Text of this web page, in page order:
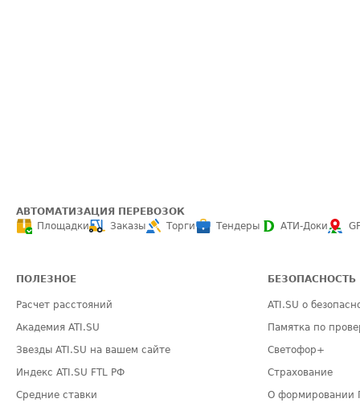
АВТОМАТИЗАЦИЯ ПЕРЕВОЗОК
Площадки
Заказы Торги Тендеры АТИ-Доки
ПОЛЕЗНОЕ
Расчет расстояний
Академия ATI.SU
Звезды ATI.SU на вашем сайте
Индекс ATI.SU FTL РФ
Средние ставки
БЕЗОПАСНОСТЬ
ATI.SU о
Памятка по
Светофор+
Страхование
О формировании